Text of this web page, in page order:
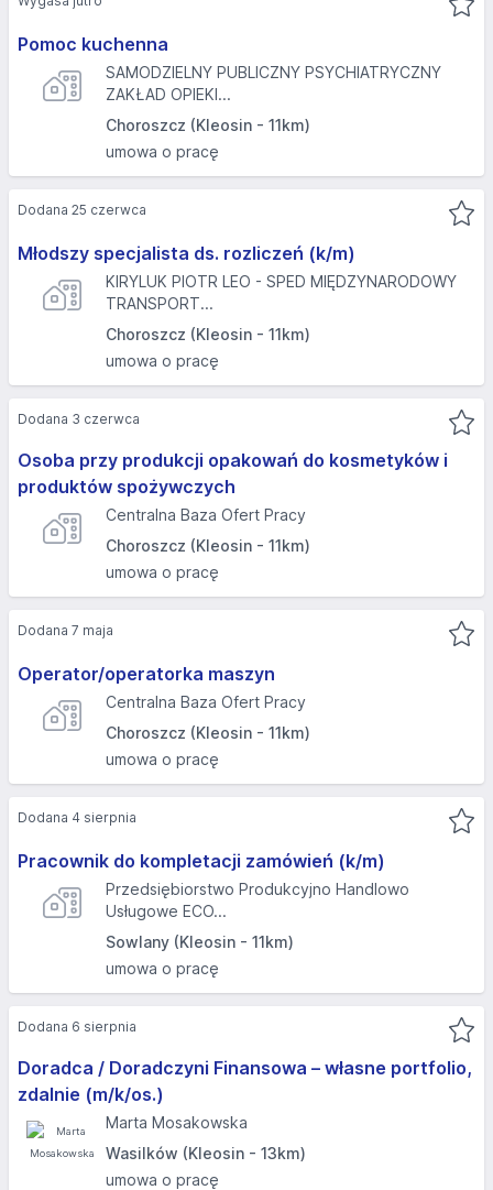
Pomoc kuchenna
SAMODZIELNY PUBLICZNY PSYCHIATRYCZNY
ZAKŁAD OPIEKI...
Choroszcz (Kleosin - 11km)
umowa o pracę
Młodszy specjalista ds. rozliczeń (k/m)
KIRYLUK PIOTR LEO - SPED MIĘDZYNARODOWY
TRANSPORT...
Choroszcz (Kleosin - 11km)
umowa o pracę
Dodana 25 czerwca
Osoba przy produkcji opakowań do kosmetyków i
produktów spożywczych
Centralna Baza Ofert Pracy
Choroszcz (Kleosin - 11km)
umowa o pracę
Dodana 3 czerwca
Operator/operatorka maszyn
Centralna Baza Ofert Pracy
Choroszcz (Kleosin - 11km)
umowa o pracę
Dodana 7 maja
Pracownik do kompletacji zamówień (k/m)
Przedsiębiorstwo Produkcyjno Handlowo
Usługowe ECO...
Sowlany (Kleosin - 11km)
umowa o pracę
Dodana 4 sierpnia
Doradca / Doradczyni Finansowa – własne portfolio,
zdalnie (m/k/os.)
Marta Mosakowska
Wasilków (Kleosin - 13km)
umowa o pracę
Dodana 6 sierpnia